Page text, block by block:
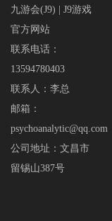
九游会(J9) | J9游戏
官方网站
联系电话：
13594780403
联系人：李总
邮箱：
psychoanalytic@qq.com
公司地址：文昌市
留锡山387号